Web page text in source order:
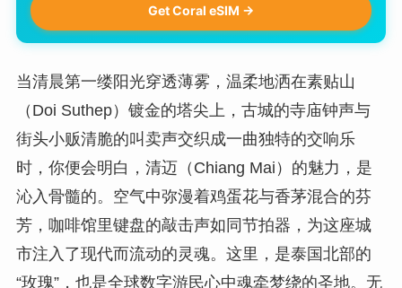
Get Coral eSIM →
当清晨第一缕阳光穿透薄雾，温柔地洒在素贴山
（Doi Suthep）镀金的塔尖上，古城的寺庙钟声与
街头小贩清脆的叫卖声交织成一曲独特的交响乐
时，你便会明白，清迈（Chiang Mai）的魅力，是
沁入骨髓的。空气中弥漫着鸡蛋花与香茅混合的芬
芳，咖啡馆里键盘的敲击声如同节拍器，为这座城
市注入了现代而流动的灵魂。这里，是泰国北部的
“玫瑰”，也是全球数字游民心中魂牵梦绕的圣地。无